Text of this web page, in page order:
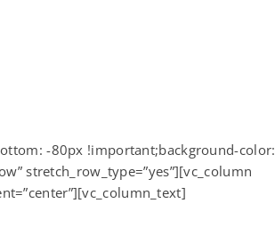
-80px !important;background-color:
stretch_row_type=”yes”][vc_column